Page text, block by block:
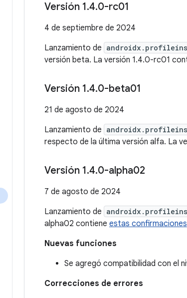
Versión 1.4.0-rc01
4 de septiembre de 2024
Lanzamiento de
versión beta. La versión 1.4.0-rc01
Versión 1.4.0-beta01
21 de agosto de 2024
Lanzamiento de
respecto de la última versión alfa. La
Versión 1.4.0-alpha02
7 de agosto de 2024
Lanzamiento de
alpha02 contiene estas confirmaciones
Nuevas funciones
Se agregó compatibilidad con el
Correcciones de errores